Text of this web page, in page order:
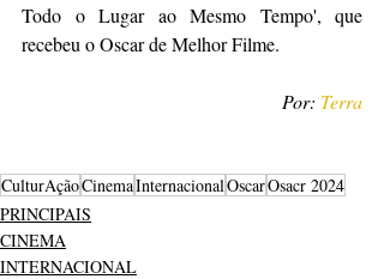
Todo o Lugar ao Mesmo Tempo', que
recebeu o Oscar de Melhor Filme.
Por: Terra
CulturAçãoCinemaInternacionalOscarOsacr 2024
PRINCIPAIS
CINEMA
INTERNACIONAL